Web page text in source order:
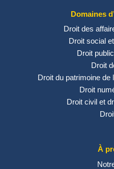
Domaines
Droit des
Droit social
Droit
Droit
Droit du patrimoine de
Droit
Droit civil et
À